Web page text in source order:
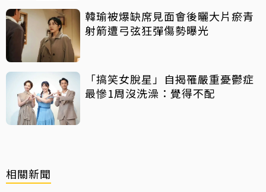
韓瑜被爆缺席見面會後曬大片瘀青
射箭遭弓弦狂彈傷勢曝光
「搞笑女脫星」自揭罹嚴重憂鬱症
最慘1周沒洗澡：覺得不配
相關新聞